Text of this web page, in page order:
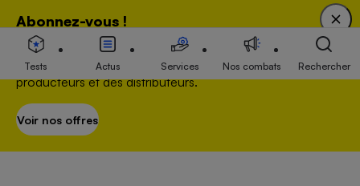
Abonnez-vous !
Bénéficiez d'une expertise unique tout en soutenant
une association 100 % indépendante de l'Etat, des
producteurs et des distributeurs.
Voir nos offres
Association indépendante de l’État, des syndicats, des producteurs et des
distributeurs depuis 1951.
Tests Actus Services Nos combats Rechercher